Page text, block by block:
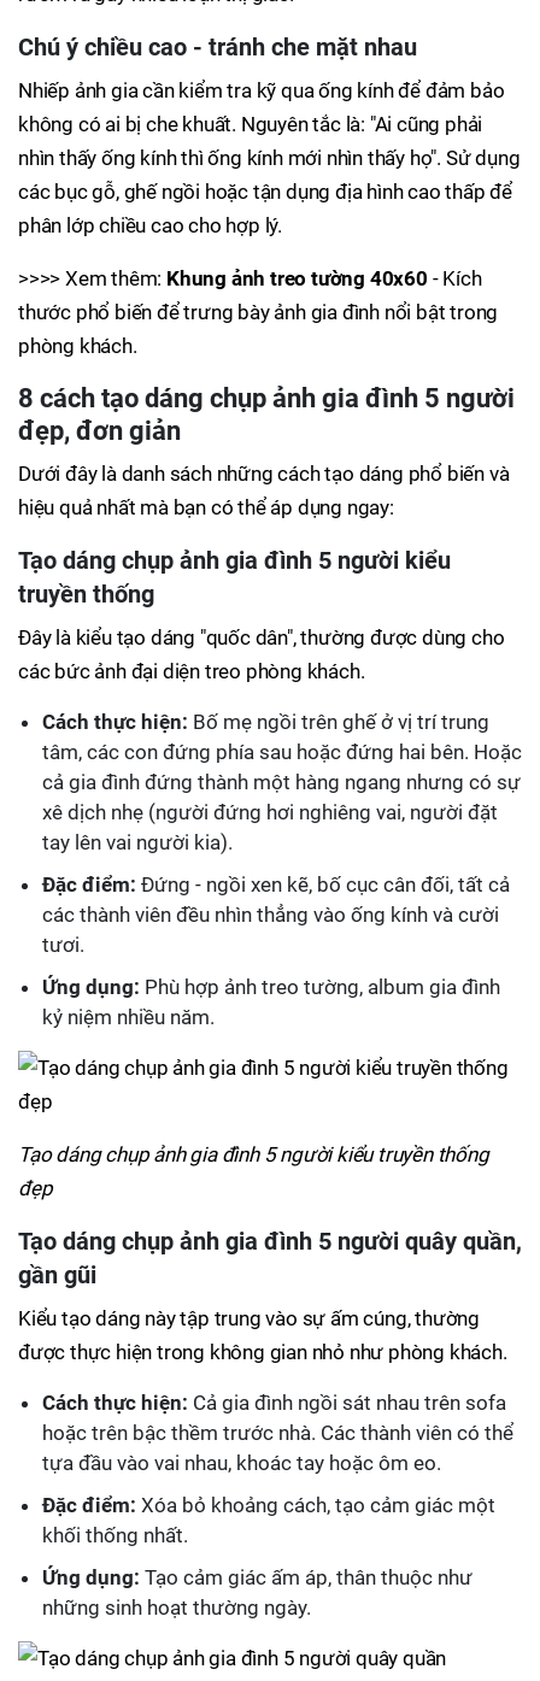
Chú ý chiều cao - tránh che mặt nhau
Nhiếp ảnh gia cần kiểm tra kỹ qua ống kính để đảm bảo
không có ai bị che khuất. Nguyên tắc là: "Ai cũng phải
nhìn thấy ống kính thì ống kính mới nhìn thấy họ". Sử dụng
các bục gỗ, ghế ngồi hoặc tận dụng địa hình cao thấp để
phân lớp chiều cao cho hợp lý.
>>>> Xem thêm: Khung ảnh treo tường 40x60 - Kích
thước phổ biến để trưng bày ảnh gia đình nổi bật trong
phòng khách.
8 cách tạo dáng chụp ảnh gia đình 5 người
đẹp, đơn giản
Dưới đây là danh sách những cách tạo dáng phổ biến và
hiệu quả nhất mà bạn có thể áp dụng ngay:
Tạo dáng chụp ảnh gia đình 5 người kiểu
truyền thống
Đây là kiểu tạo dáng "quốc dân", thường được dùng cho
các bức ảnh đại diện treo phòng khách.
Cách thực hiện: Bố mẹ ngồi trên ghế ở vị trí trung
tâm, các con đứng phía sau hoặc đứng hai bên. Hoặc
cả gia đình đứng thành một hàng ngang nhưng có sự
xê dịch nhẹ (người đứng hơi nghiêng vai, người đặt
tay lên vai người kia).
Đặc điểm: Đứng - ngồi xen kẽ, bố cục cân đối, tất cả
các thành viên đều nhìn thẳng vào ống kính và cười
tươi.
Ứng dụng: Phù hợp ảnh treo tường, album gia đình
kỷ niệm nhiều năm.
Tạo dáng chụp ảnh gia đình 5 người kiểu truyền thống
đẹp
Tạo dáng chụp ảnh gia đình 5 người quây quần,
gần gũi
Kiểu tạo dáng này tập trung vào sự ấm cúng, thường
được thực hiện trong không gian nhỏ như phòng khách.
Cách thực hiện: Cả gia đình ngồi sát nhau trên sofa
hoặc trên bậc thềm trước nhà. Các thành viên có thể
tựa đầu vào vai nhau, khoác tay hoặc ôm eo.
Đặc điểm: Xóa bỏ khoảng cách, tạo cảm giác một
khối thống nhất.
Ứng dụng: Tạo cảm giác ấm áp, thân thuộc như
những sinh hoạt thường ngày.